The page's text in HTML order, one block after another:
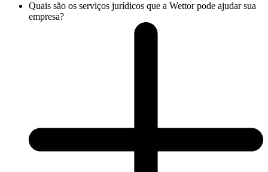
Quais são os serviços jurídicos que a Wettor pode ajudar sua
empresa?